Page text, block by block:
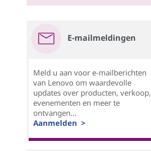
E-mailmeldingen
Meld u aan voor e-mailberichten
van Lenovo om waardevolle
updates over producten, verkoop,
evenementen en meer te
ontvangen...
Aanmelden >